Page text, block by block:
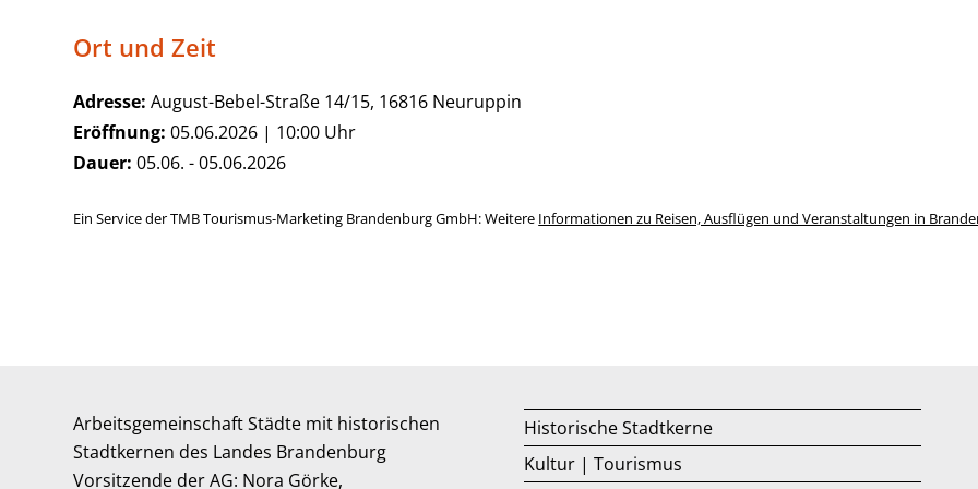
Ort und Zeit
Adresse: August-Bebel-Straße 14/15, 16816 Neuruppin
Eröffnung: 05.06.2026 | 10:00 Uhr
Dauer: 05.06. - 05.06.2026
Ein Service der TMB Tourismus-Marketing Brandenburg GmbH: Weitere Informationen zu Reisen, Ausflügen und Veranstaltungen in
Arbeitsgemeinschaft Städte mit historischen
Stadtkernen des Landes Brandenburg
Vorsitzende der AG: Nora Görke,
Historische Stadtkerne
Kultur | Tourismus